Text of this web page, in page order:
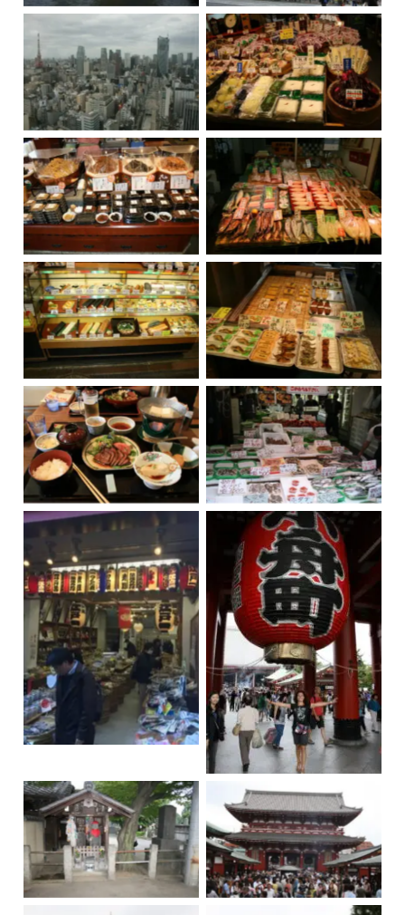
Tokio Mercado, Tokio
Mercado, Tokio Mercado, Tokio
Mercado, Tokio Mercado, Tokio
Carne de Kobe Mercado, Tokio
Mercado de pescado
de Tokio
Sensō-ji, Tokio
Cementerio de
Yanaka, Tokio
Sensō-ji, Tokio